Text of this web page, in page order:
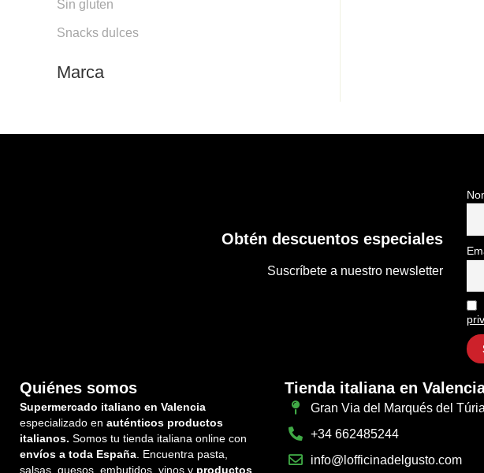
Sin gluten
Snacks dulces
Marca
Obtén descuentos especiales
Suscríbete a nuestro newsletter
Quiénes somos
Supermercado italiano en Valencia
especializado en auténticos productos
italianos. Somos tu tienda italiana online con
envíos a toda España . Encuentra pasta,
salsas, quesos, embutidos, vinos y productos
Tienda italiana en
Gran Via del Marqués del
+34 662485244
info@lofficinadelgusto.com